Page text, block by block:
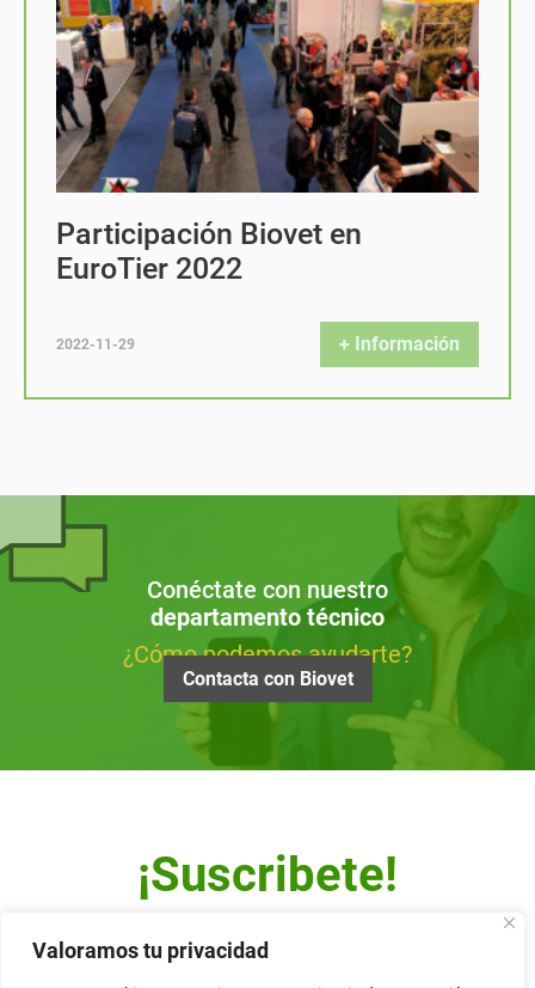
Valoramos tu privacidad
Participación Biovet en
EuroTier 2022
2022-11-29 + Información
Conéctate con nuestro
departamento técnico
¿Cómo podemos ayudarte?
Contacta con Biovet
¡Suscribete!
Escribe tu dirección de correo y recibe nuestro Newsletter.